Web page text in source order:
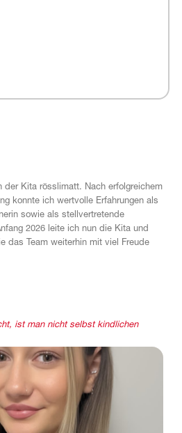
der Kita rösslimatt. Nach erfolgreichem
konnte ich wertvolle Erfahrungen als
sowie als stellvertretende
2026 leite ich nun die Kita und
das Team weiterhin mit viel Freude
ist man nicht selbst kindlichen